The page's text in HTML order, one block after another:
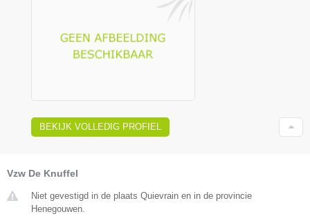
BEKIJK VOLLEDIG PROFIEL
Vzw De Knuffel
Niet gevestigd in de plaats Quievrain en in de provincie
Henegouwen.